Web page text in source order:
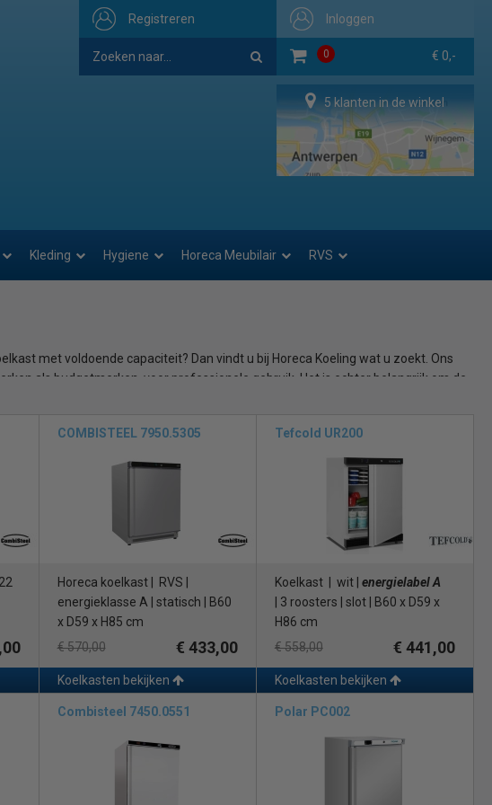
Inloggen
0 € 0,-
Registreren
5 klanten in de winkel
Kleding Hygiene Horeca Meubilair RVS
met voldoende capaciteit? Dan vindt u bij Horeca Koeling wat u zoekt. Ons
als budgetmerken, voor professionele gebruik. Het is echter belangrijk om de
koelkast
in verschillende soorten. Daarbij is het belangrijk dat u een koelkast
koelkast met geforceerde koeling, of een met statische koeling.
(koude) lucht in de horeca koelkast circuleert. Hierdoor is het mogelijk dat er
is echter wel goedkoper in aanschaf en heeft een laag
lucht door een ventilator in de horeca koelkast. Het voordeel is dat de
is. Deze koelkast is wel duurder in aanschaf en heeft een hoger
heeft bijvoorbeeld een zwarte koelkast, zowel vanbinnen als -buiten, voorzien
staal. De deuren bij
de glasdeuren koelkastenzijn gemaakt van
COMBISTEEL 7950.5305
Horeca koelkast | RVS |
energieklasse A | statisch | B60
x D59 x H85 cm
€ 570,00
€ 433,00
Koelkasten bekijken
Tefcold UR200
Koelkast | wit | energielabel A
| 3 roosters | slot | B60 x D59 x
H86 cm
€ 558,00
€ 441,00
Koelkasten bekijken
Combisteel 7450.0551 Polar PC002